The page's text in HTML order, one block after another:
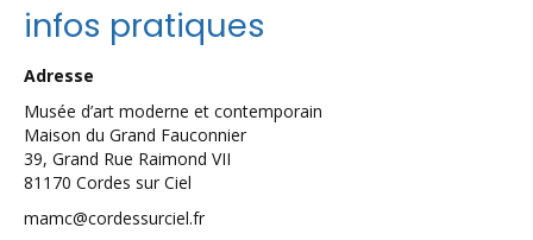
infos pratiques
Adresse
Musée d’art moderne et contemporain
Maison du Grand Fauconnier
39, Grand Rue Raimond VII
81170 Cordes sur Ciel
mamc@cordessurciel.fr